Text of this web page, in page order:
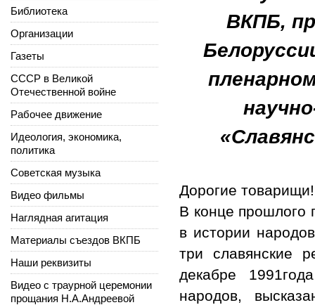
ВКПБ,
Дорогие товарищи!
В конце прошлого
в истории
три славянские
декабре
народов,
Библиотека
Организации
Газеты
СССР в Великой
Отечественной войне
Рабочее движение
Идеология, экономика,
политика
Советская музыка
Видео фильмы
Наглядная агитация
Материалы съездов ВКПБ
Наши реквизиты
Видео с траурной церемонии
прощания Н.А.Андреевой